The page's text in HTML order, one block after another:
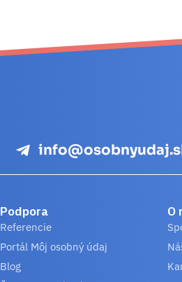
Podpora
Referencie
Portál Môj osobný údaj
Blog
O